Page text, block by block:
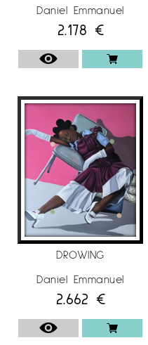
Daniel Emmanuel
2.178 €
DROWING
Daniel Emmanuel
2.662 €